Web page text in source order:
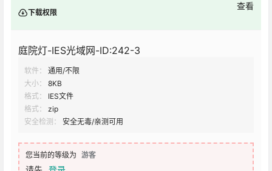
下载权限
查看
庭院灯-IES光域网-ID:242-3
软件：
通用/不限
大小：
8KB
格式：
IES文件
格式：
zip
安全检测：
安全无毒/亲测可用
您当前的等级为 游客